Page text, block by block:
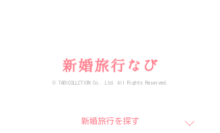
© TABICOLLCTION Co., Ltd. All Rights Reserved.
新婚旅行を探す